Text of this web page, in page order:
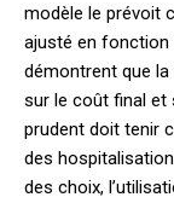
modèle le prévoit
ajusté en fonction
démontrent que
sur le coût final et
prudent doit tenir
des
des choix,